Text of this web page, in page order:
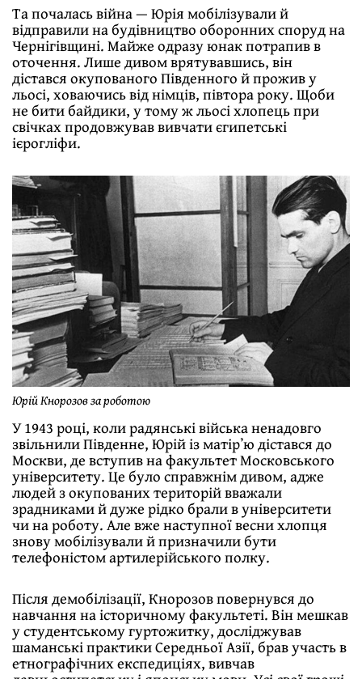
Та почалась війна — Юрія мобілізували й
відправили на будівництво оборонних споруд на
Чернігівщині. Майже одразу юнак потрапив в
оточення. Лише дивом врятувавшись, він
дістався окупованого Південного й прожив у
льосі, ховаючись від німців, півтора року. Щоби
не бити байдики, у тому ж льосі хлопець при
свічках продовжував вивчати єгипетські
ієрогліфи.
Юрій Кнорозов за роботою
У 1943 році, коли радянські війська ненадовго
звільнили Південне, Юрій із матірʼю дістався до
Москви, де вступив на факультет Московського
університету. Це було справжнім дивом, адже
людей з окупованих територій вважали
зрадниками й дуже рідко брали в університети
чи на роботу. Але вже наступної весни хлопця
знову мобілізували й призначили бути
телефоністом артилерійського полку.
Після демобілізації, Кнорозов повернувся до
навчання на історичному факультеті. Він мешкав
у студентському гуртожитку, досліджував
шаманські практики Середньої Азії, брав участь в
етнографічних експедиціях, вивчав